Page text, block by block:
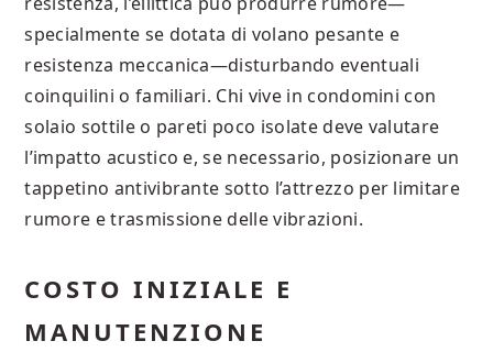
specialmente se dotata di volano pesante e
resistenza meccanica—disturbando eventuali
coinquilini o familiari. Chi vive in condomini con
solaio sottile o pareti poco isolate deve valutare
l’impatto acustico e, se necessario, posizionare un
tappetino antivibrante sotto l’attrezzo per limitare
rumore e trasmissione delle vibrazioni.
COSTO INIZIALE E
MANUTENZIONE